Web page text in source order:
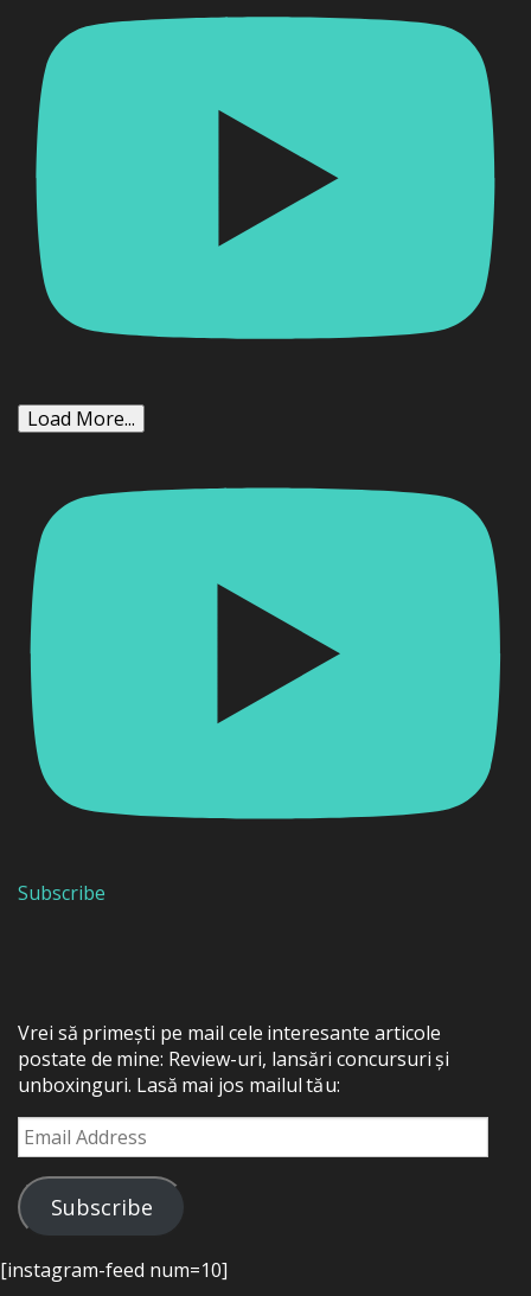
Load More...
Subscribe
Vrei să primești pe mail cele interesante articole
postate de mine: Review-uri, lansări concursuri și
unboxinguri. Lasă mai jos mailul tău:
Email
Address
Subscribe
[instagram-feed num=10]